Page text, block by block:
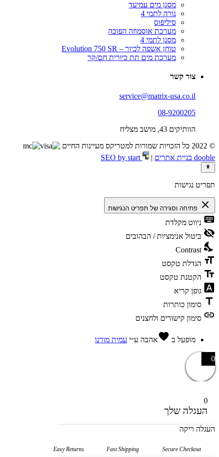
מסנן מים עמיעד
נורה לתמי 4
סיליפוס
מערכת אוסמוזה הפוכה
מסנן לתמי 4
טוחן אשפה לכיור – Evolution 750 SR
מערכת מים תת כיורית חם/קר
צור קשר
service@matrix-usa.co.il
08-9200205
הוותיקים 43, מושב מצליח
© 2022 כל הזכויות שמורות למטריקס מעיינות החיים
dooble בניית אתרים
|
תפריט נגישות
close פתיחה וסגירה של תפריט הנגישות
keyboard ניווט מקלדת
visibility_off ביטול אנימציות / הבהובים
nights_stay
Contrast
format_size הגדלת טקסט
text_fields הקטנת טקסט
font_download גופן קריא
title סימון כותרות
link סימון קישורים ולחצנים
מופעל ב favoriteאהבה ע״י עמית מורנו
0
0
העגלה שלך
העגלה ריקה
Secure Checkout
Fast Shipping
Easy Returns